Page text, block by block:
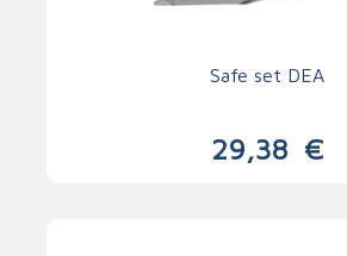
Safe set DEA
29,38 €